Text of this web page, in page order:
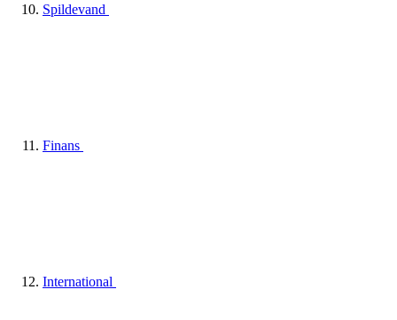
Spildevand
Finans
International